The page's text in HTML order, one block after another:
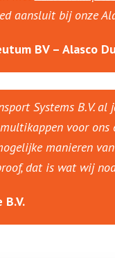
aansluit bij onze
BV – Alasco
Systems
voor
manieren
dat is wat wij